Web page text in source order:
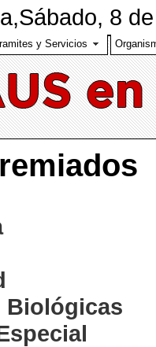
Sábado, 8
y Servicios
Biológicas